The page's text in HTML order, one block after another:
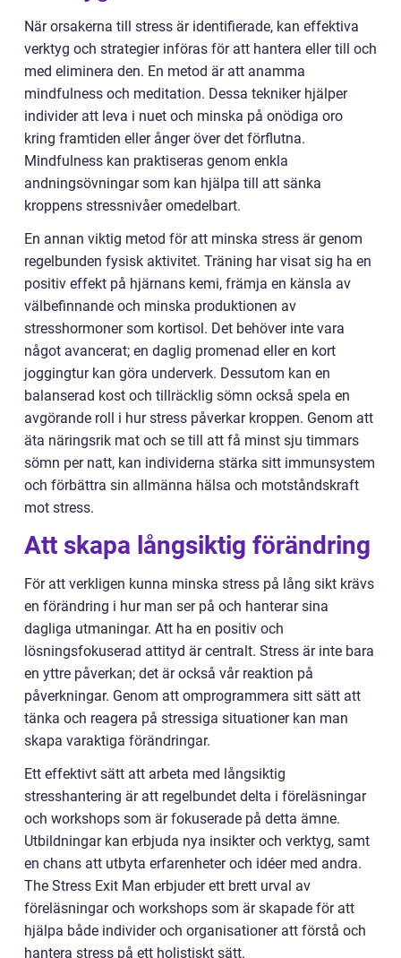
När orsakerna till stress är identifierade, kan effektiva
verktyg och strategier införas för att hantera eller till och
med eliminera den. En metod är att anamma
mindfulness och meditation. Dessa tekniker hjälper
individer att leva i nuet och minska på onödiga oro
kring framtiden eller ånger över det förflutna.
Mindfulness kan praktiseras genom enkla
andningsövningar som kan hjälpa till att sänka
kroppens stressnivåer omedelbart.
En annan viktig metod för att minska stress är genom
regelbunden fysisk aktivitet. Träning har visat sig ha en
positiv effekt på hjärnans kemi, främja en känsla av
välbefinnande och minska produktionen av
stresshormoner som kortisol. Det behöver inte vara
något avancerat; en daglig promenad eller en kort
joggingtur kan göra underverk. Dessutom kan en
balanserad kost och tillräcklig sömn också spela en
avgörande roll i hur stress påverkar kroppen. Genom att
äta näringsrik mat och se till att få minst sju timmars
sömn per natt, kan individerna stärka sitt immunsystem
och förbättra sin allmänna hälsa och motståndskraft
mot stress.
Att skapa långsiktig förändring
För att verkligen kunna minska stress på lång sikt krävs
en förändring i hur man ser på och hanterar sina
dagliga utmaningar. Att ha en positiv och
lösningsfokuserad attityd är centralt. Stress är inte bara
en yttre påverkan; det är också vår reaktion på
påverkningar. Genom att omprogrammera sitt sätt att
tänka och reagera på stressiga situationer kan man
skapa varaktiga förändringar.
Ett effektivt sätt att arbeta med långsiktig
stresshantering är att regelbundet delta i föreläsningar
och workshops som är fokuserade på detta ämne.
Utbildningar kan erbjuda nya insikter och verktyg, samt
en chans att utbyta erfarenheter och idéer med andra.
The Stress Exit Man erbjuder ett brett urval av
föreläsningar och workshops som är skapade för att
hjälpa både individer och organisationer att förstå och
hantera stress på ett holistiskt sätt.